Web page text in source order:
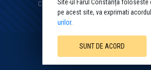
Cookies Politica de confidențialitate
Site-ul Farul Constanța foloseste
pe acest site, va exprimati
urilor.
SUNT DE ACORD